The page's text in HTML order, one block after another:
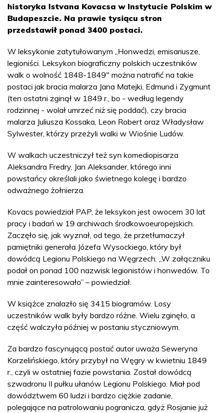
historyka Istvana Kovacsa w Instytucie Polskim w
Budapeszcie. Na prawie tysiącu stron
przedstawił ponad 3400 postaci.
W leksykonie zatytułowanym „Honwedzi, emisariusze,
legioniści. Leksykon biograficzny polskich uczestników
walk o wolność 1848-1849" można natrafić na takie
postaci jak bracia malarza Jana Matejki, Edmund i Zygmunt
(ten ostatni zginął w 1849 r., bo - według legendy
rodzinnej - wolał umrzeć niż się poddać), czy bracia
malarza Juliusza Kossaka, Leon Robert oraz Władysław
Sylwester, którzy przeżyli walki w Wiośnie Ludów.
W walkach uczestniczył też syn komediopisarza
Aleksandra Fredry, Jan Aleksander, którego inni
powstańcy określali jako świetnego kolegę i bardzo
odważnego żołnierza.
Kovacs powiedział PAP, że leksykon jest owocem 30 lat
pracy i badań w 19 archiwach środkowoeuropejskich.
Zaczęło się, jak wyznał, od tego, że przetłumaczył
pamiętniki generała Józefa Wysockiego, który był
dowódcą Legionu Polskiego na Węgrzech. „W załączniku
podał on ponad 100 nazwisk legionistów i honwedów. To
mnie zainteresowało” – powiedział.
W książce znalazło się 3415 biogramów. Losy
uczestników walk były bardzo różne. Wielu zginęło, a
część walczyła później w postaniu styczniowym.
Za bardzo fascynującą postać autor uważa Seweryna
Korzelińskiego, który przybył na Węgry w kwietniu 1849
r., czyli w ostatniej fazie powstania. Został dowódcą
szwadronu II pułku ułanów Legionu Polskiego. Miał pod
dowództwem 60 ludzi i bardzo ciężkie zadanie,
polegające na patrolowaniu pogranicza, gdyż Rosjanie już